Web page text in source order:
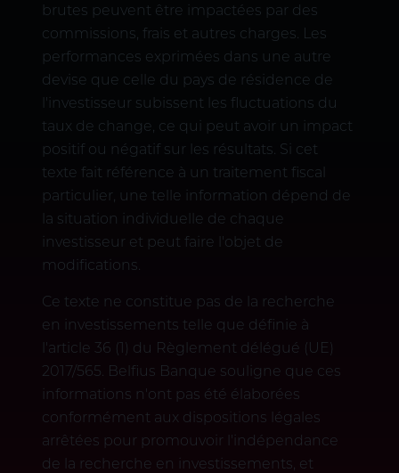
brutes peuvent être impactées par des
commissions, frais et autres charges. Les
performances exprimées dans une autre
devise que celle du pays de résidence de
l'investisseur subissent les fluctuations du
taux de change, ce qui peut avoir un impact
positif ou négatif sur les résultats. Si cet
texte fait référence à un traitement fiscal
particulier, une telle information dépend de
la situation individuelle de chaque
investisseur et peut faire l'objet de
modifications.
Ce texte ne constitue pas de la recherche
en investissements telle que définie à
l'article 36 (1) du Règlement délégué (UE)
2017/565. Belfius Banque souligne que ces
informations n'ont pas été élaborées
conformément aux dispositions légales
arrêtées pour promouvoir l'indépendance
de la recherche en investissements, et